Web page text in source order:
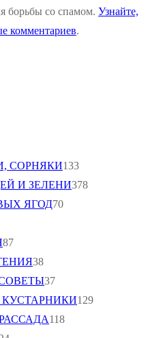
борьбы со спамом. Узнайте,
комментариев.
СОРНЯКИ133
И ЗЕЛЕНИ378
ЯГОД70
87
38
37
129
118